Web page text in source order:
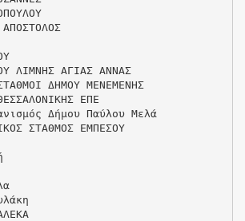
ΛΙΜΝΗΣ ΑΓΙΑΣ ΑΝΝΑΣ
ΔΗΜΟΥ ΜΕΝΕΜΕΝΗΣ
ΕΠΕ
Δήμου Παύλου Μελά
ΣΤΑΘΜΟΣ ΕΜΠΕΣΟΥ